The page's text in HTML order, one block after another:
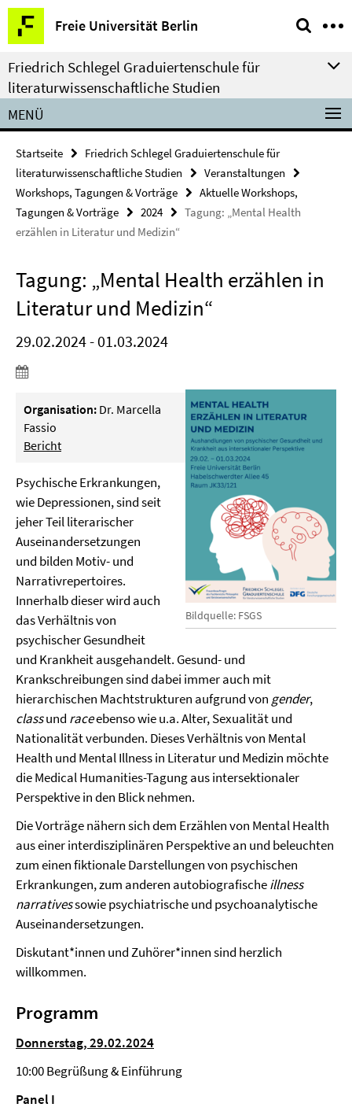
Springe
direkt
zu
Inhalt
Freie Universität Berlin
Service-
Navigation
Friedrich Schlegel Graduiertenschule für
literaturwissenschaftliche Studien
MENÜ
Startseite
Friedrich Schlegel Graduiertenschule für
literaturwissenschaftliche Studien
Veranstaltungen
Workshops, Tagungen & Vorträge
Aktuelle Workshops,
Tagungen & Vorträge
2024
Tagung: „Mental Health
erzählen in Literatur und Medizin“
Tagung: „Mental Health erzählen in
Literatur und Medizin“
29.02.2024 - 01.03.2024
Bildquelle: FSGS
Organisation: Dr. Marcella
Fassio
Bericht
Psychische Erkrankungen,
wie Depressionen, sind seit
jeher Teil literarischer
Auseinandersetzungen
und bilden Motiv- und
Narrativrepertoires.
Innerhalb dieser wird auch
das Verhältnis von
psychischer Gesundheit
und Krankheit ausgehandelt. Gesund- und
Krankschreibungen sind dabei immer auch mit
hierarchischen Machtstrukturen aufgrund von gender,
classund raceebenso wie u.a. Alter, Sexualität und
Nationalität verbunden. Dieses Verhältnis von Mental
Health und Mental Illness in Literatur und Medizin möchte
die Medical Humanities-Tagung aus intersektionaler
Perspektive in den Blick nehmen.
Die Vorträge nähern sich dem Erzählen von Mental Health
aus einer interdisziplinären Perspektive an und beleuchten
zum einen fiktionale Darstellungen von psychischen
Erkrankungen, zum anderen autobiografischeillness
narrativessowie psychiatrische und psychoanalytische
Auseinandersetzungen.
Diskutant*innen und Zuhörer*innen sind herzlich
willkommen.
Programm
Donnerstag, 29.02.2024
10:00 Begrüßung & Einführung
Panel I